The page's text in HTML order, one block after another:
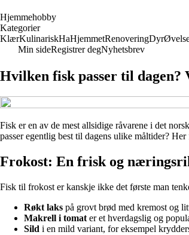
Hjemmehobby
Kategorier
KlærKulinariskHaHjemmetRenoveringDyr
Min sideRegistrer degNyhetsbrev
Hvilken fisk passer til
Fisk er en av de mest allsidige råvarene i det
passer egentlig best til dagens ulike måltider?
Frokost: En frisk og
Fisk til frokost er kanskje ikke det første man
Røkt laks på grovt brød med kremost og
Makrell i tomat er et hverdagslig og
Sild i en mild variant, for eksempel